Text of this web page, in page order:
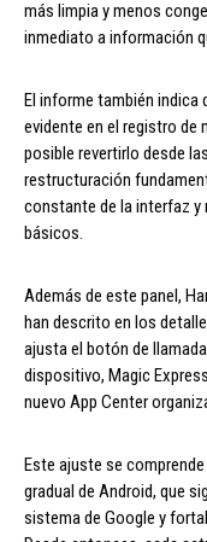
más limpia y menos
inmediato a información
El informe también indica
evidente en el registro de
posible revertirlo desde
restructuración
constante de la interfaz
básicos.
Además de este panel,
han descrito en los
ajusta el botón de
dispositivo, Magic
nuevo App Center
Este ajuste se
gradual de Android, que
sistema de Google y